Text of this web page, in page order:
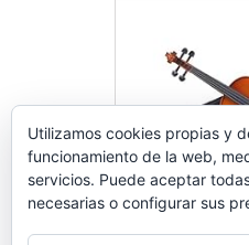
Utilizamos cookies propias y
funcionamiento de la web,
servicios. Puede aceptar
necesarias o configurar sus